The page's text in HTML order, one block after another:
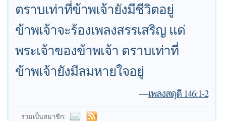
ตราบเท่าที่ข้าพเจ้ายังมีชีวิตอยู่
ข้าพเจ้าจะร้องเพลงสรรเสริญ แด่
พระเจ้าของข้าพเจ้า ตราบเท่าที่
ข้าพเจ้ายังมีลมหายใจอยู่
—เพลงสดุดี 146:1-2
ร่วมเป็นสมาชิก: